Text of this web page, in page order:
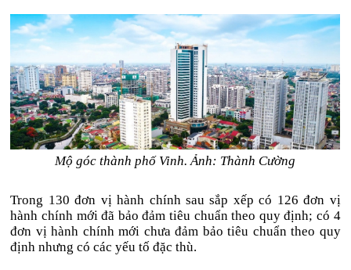
Mộ góc thành phố Vinh. Ảnh: Thành Cường
Trong 130 đơn vị hành chính sau sắp xếp có 126 đơn vị
hành chính mới đã bảo đảm tiêu chuẩn theo quy định; có 4
đơn vị hành chính mới chưa đảm bảo tiêu chuẩn theo quy
định nhưng có các yếu tố đặc thù.